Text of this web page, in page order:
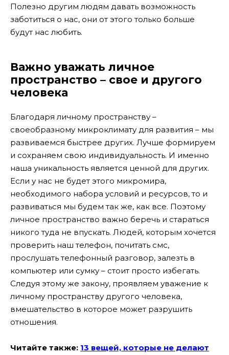
Полезно другим людям давать возможность
заботиться о нас, они от этого только больше
будут нас любить.
Важно уважать личное
пространство – свое и другого
человека
Благодаря личному пространству –
своеобразному микроклимату для развития – мы
развиваемся быстрее других. Лучше формируем
и сохраняем свою индивидуальность. И именно
наша уникальность является ценной для других.
Если у нас не будет этого микромира,
необходимого набора условий и ресурсов, то и
развиваться мы будем так же, как все. Поэтому
личное пространство важно беречь и стараться
никого туда не впускать. Людей, которым хочется
проверить наш телефон, почитать смс,
прослушать телефонный разговор, залезть в
компьютер или сумку – стоит просто избегать.
Следуя этому же закону, проявляем уважение к
личному пространству другого человека,
вмешательство в которое может разрушить
отношения.
Читайте также: 13 вещей, которые не делают